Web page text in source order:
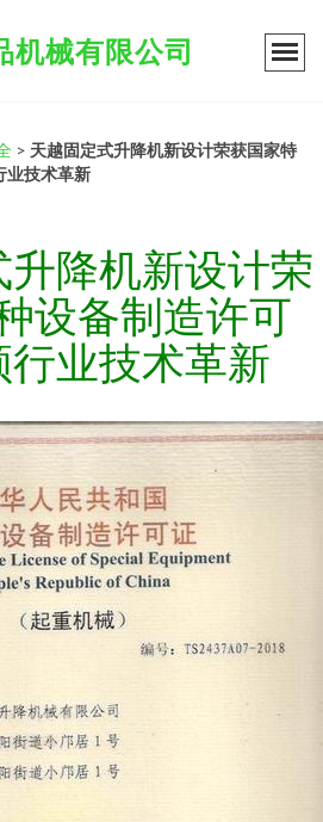
机械有限公司
> 天越固定式升降机新设计荣获国家特
业技术革新
降机新设计荣
设备制造许可
业技术革新